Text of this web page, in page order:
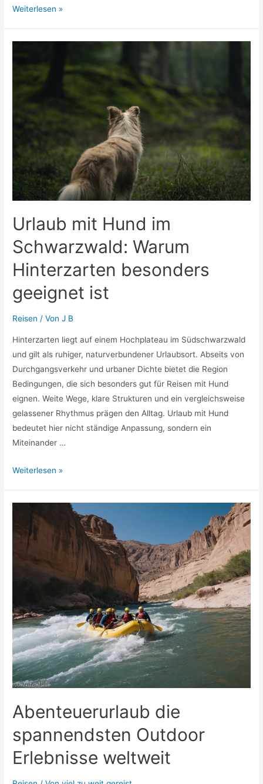
Aktiver
bewusste
wichtig
ist
Weiterlesen »
Urlaub mit Hund im
Schwarzwald: Warum
Hinterzarten besonders
geeignet ist
Reisen / VonJ B
Hinterzarten liegt auf einem Hochplateau im Südschwarzwald
und gilt als ruhiger, naturverbundener Urlaubsort. Abseits von
Durchgangsverkehr und urbaner Dichte bietet die Region
Bedingungen, die sich besonders gut für Reisen mit Hund
eignen. Weite Wege, klare Strukturen und ein vergleichsweise
gelassener Rhythmus prägen den Alltag. Urlaub mit Hund
bedeutet hier nicht ständige Anpassung, sondern ein
Miteinander …
Urlaub
Schwarzwald:
Warum
Hinterzarten
Weiterlesen »
Abenteuerurlaub die
spannendsten Outdoor
Erlebnisse weltweit